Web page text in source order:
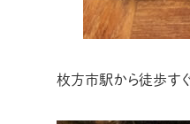
枚方市駅から徒歩すぐ